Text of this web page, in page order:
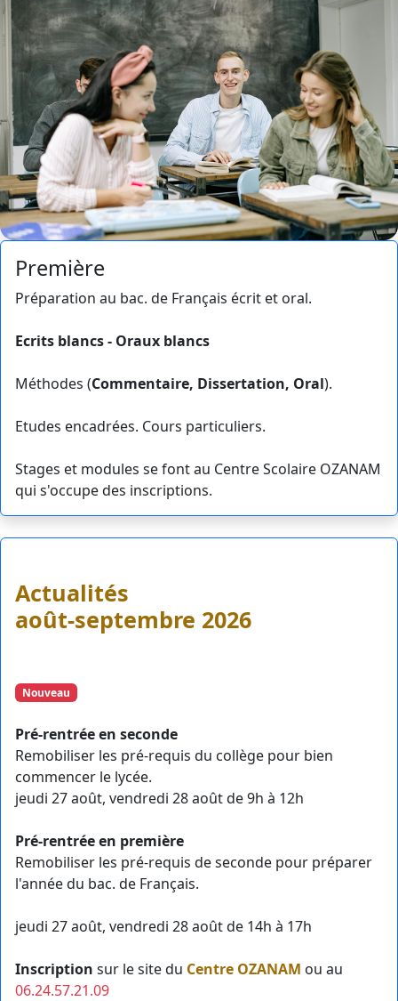
Première
Préparation au bac. de Français écrit et oral.
Ecrits blancs - Oraux blancs
Méthodes (Commentaire, Dissertation, Oral).
Etudes encadrées. Cours particuliers.
Stages et modules se font au Centre Scolaire OZANAM
qui s'occupe des inscriptions.
Actualités
août-septembre 2026
Nouveau
Pré-rentrée en seconde
Remobiliser les pré-requis du collège pour bien
commencer le lycée.
jeudi 27 août, vendredi 28 août de 9h à 12h
Pré-rentrée en première
Remobiliser les pré-requis de seconde pour préparer
l'année du bac. de Français.
jeudi 27 août, vendredi 28 août de 14h à 17h
Inscription sur le site du Centre OZANAM ou au
06.24.57.21.09